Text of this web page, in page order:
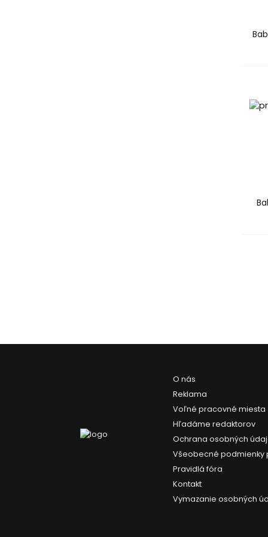
O nás
Reklama
Voľné pracovné miesta
Hľadáme redaktorov
Ochrana osobných
Všeobecné podmienky
Pravidlá fóra
Kontakt
Vymazanie osobných